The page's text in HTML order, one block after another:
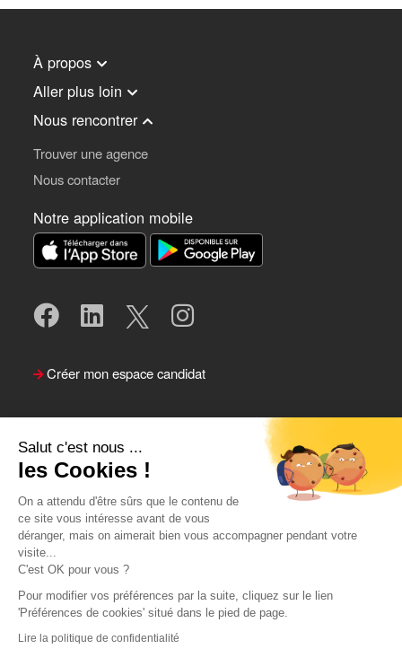
Salut c'est nous ...
les Cookies !
On a attendu d'être sûrs que le contenu de
ce site vous intéresse avant de vous
déranger, mais on aimerait bien vous accompagner pendant votre
visite...
C'est OK pour vous ?
Pour modifier vos préférences par la suite, cliquez sur le lien
'Préférences de cookies' situé dans le pied de page.
Lire la politique de confidentialité
À propos
Aller plus loin
Nous rencontrer
Trouver une agence
Nous contacter
Notre application mobile
Créer mon espace candidat